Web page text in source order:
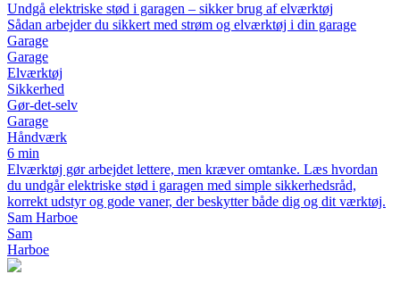
Undgå elektriske stød i garagen – sikker brug af elværktøj
Sådan arbejder du sikkert med strøm og elværktøj i din garage
Garage
Garage
Elværktøj
Sikkerhed
Gør-det-selv
Garage
Håndværk
6 min
Elværktøj gør arbejdet lettere, men kræver omtanke. Læs hvordan
du undgår elektriske stød i garagen med simple sikkerhedsråd,
korrekt udstyr og gode vaner, der beskytter både dig og dit værktøj.
Sam Harboe
Sam
Harboe